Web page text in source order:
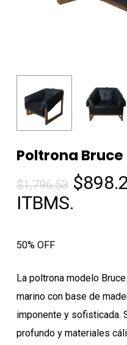
Poltrona Bruce
$1,796.53 El
$
ITBMS.
50% OFF
La poltrona modelo
marino con base de
imponente y sofisticada.
profundo y materiales